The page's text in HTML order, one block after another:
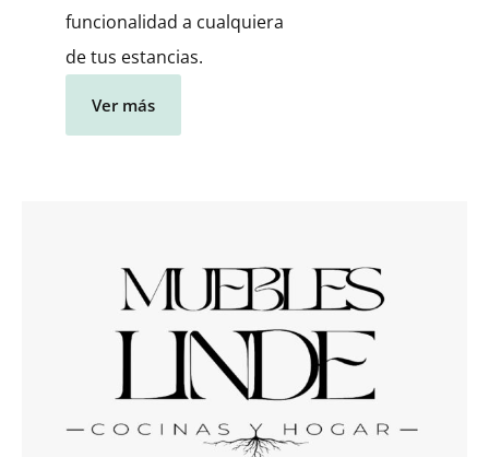
funcionalidad a cualquiera
de tus estancias.
Ver más